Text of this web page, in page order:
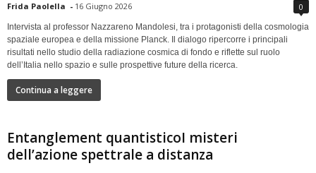
Frida Paolella - 16 Giugno 2026 0
Intervista al professor Nazzareno Mandolesi, tra i protagonisti della cosmologia
spaziale europea e della missione Planck. Il dialogo ripercorre i principali
risultati nello studio della radiazione cosmica di fondo e riflette sul ruolo
dell’Italia nello spazio e sulle prospettive future della ricerca.
Continua a leggere
Entanglement quantisticoI misteri
dell’azione spettrale a distanza